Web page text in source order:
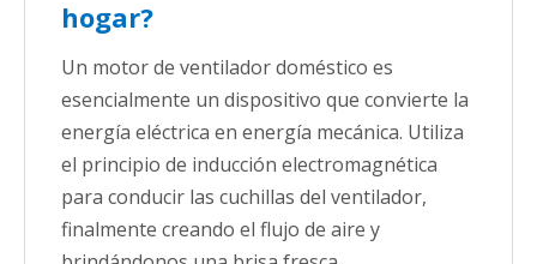
hogar?
Un motor de ventilador doméstico es
esencialmente un dispositivo que convierte la
energía eléctrica en energía mecánica. Utiliza
el principio de inducción electromagnética
para conducir las cuchillas del ventilador,
finalmente creando el flujo de aire y